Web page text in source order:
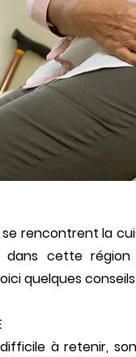
se rencontrent la
dans cette
quelques
à retenir,